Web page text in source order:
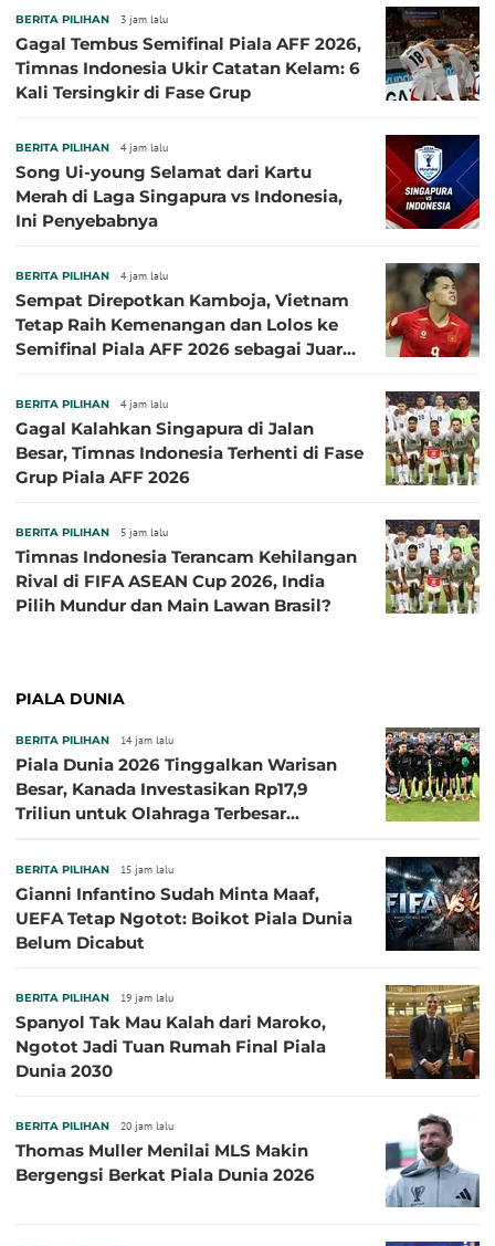
BERITA PILIHAN 3 jam lalu
Gagal Tembus Semifinal Piala AFF 2026,
Timnas Indonesia Ukir Catatan Kelam: 6
Kali Tersingkir di Fase Grup
BERITA PILIHAN 4 jam lalu
Song Ui-young Selamat dari Kartu
Merah di Laga Singapura vs Indonesia,
Ini Penyebabnya
BERITA PILIHAN 4 jam lalu
Sempat Direpotkan Kamboja, Vietnam
Tetap Raih Kemenangan dan Lolos ke
Semifinal Piala AFF 2026 sebagai Juara
BERITA PILIHAN 4 jam lalu
Gagal Kalahkan Singapura di Jalan
Besar, Timnas Indonesia Terhenti di Fase
Grup Piala AFF 2026
BERITA PILIHAN 5 jam lalu
Timnas Indonesia Terancam Kehilangan
Rival di FIFA ASEAN Cup 2026, India
Pilih Mundur dan Main Lawan Brasil?
PIALA DUNIA
BERITA PILIHAN 14 jam lalu
Piala Dunia 2026 Tinggalkan Warisan
Besar, Kanada Investasikan Rp17,9
Triliun untuk Olahraga Terbesar
BERITA PILIHAN 15 jam lalu
Gianni Infantino Sudah Minta Maaf,
UEFA Tetap Ngotot: Boikot Piala Dunia
Belum Dicabut
BERITA PILIHAN 19 jam lalu
Spanyol Tak Mau Kalah dari Maroko,
Ngotot Jadi Tuan Rumah Final Piala
Dunia 2030
BERITA PILIHAN 20 jam lalu
Thomas Muller Menilai MLS Makin
Bergengsi Berkat Piala Dunia 2026